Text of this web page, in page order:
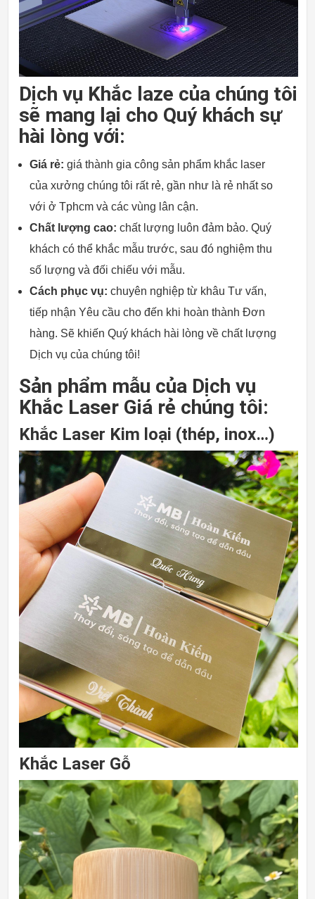
Dịch vụ Khắc laze của chúng tôi
sẽ mang lại cho Quý khách sự
hài lòng với:
Giá rẻ: giá thành gia công sản phẩm khắc laser
của xưởng chúng tôi rất rẻ, gần như là rẻ nhất so
với ở Tphcm và các vùng lân cận.
Chất lượng cao: chất lượng luôn đảm bảo. Quý
khách có thể khắc mẫu trước, sau đó nghiệm thu
số lượng và đối chiếu với mẫu.
Cách phục vụ: chuyên nghiệp từ khâu Tư vấn,
tiếp nhận Yêu cầu cho đến khi hoàn thành Đơn
hàng. Sẽ khiến Quý khách hài lòng về chất lượng
Dịch vụ của chúng tôi!
Sản phẩm mẫu của Dịch vụ
Khắc Laser Giá rẻ chúng tôi:
Khắc Laser Kim loại (thép, inox…)
Khắc Laser Gỗ